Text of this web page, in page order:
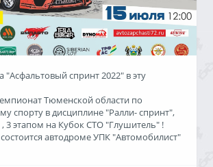
спринт 2022" в эту
Тюменской области по
спорту в дисциплине "Ралли- спринт",
, 3 этапом на Кубок СТО "Глушитель" !
автодроме УПК "Автомобилист"